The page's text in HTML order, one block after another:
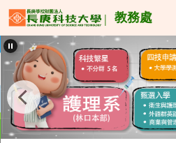
跳
到
主
要
內
容
區
教務處